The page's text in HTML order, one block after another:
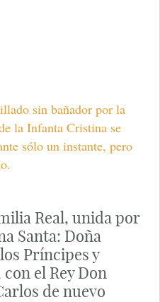
sin bañador por la
la Infanta Cristina se
sólo un instante, pero
Real, unida por
Santa: Doña
Príncipes y
con el Rey Don
de nuevo